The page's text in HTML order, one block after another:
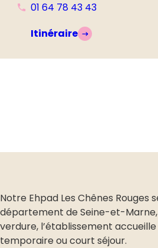
01 64 78 43 43
Itinéraire
Notre Ehpad Les Chênes
département de Seine-et-Marne,
verdure, l’établissement
temporaire ou court séjour.